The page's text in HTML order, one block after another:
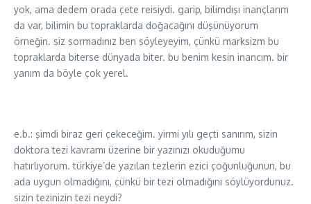
yok, ama dedem orada çete reisiydi. garip, bilimdışı inançlarım
da var, bilimin bu topraklarda doğacağını düşünüyorum
örneğin. siz sormadınız ben söyleyeyim, çünkü marksizm bu
topraklarda biterse dünyada biter. bu benim kesin inancım. bir
yanım da böyle çok yerel.
e.b.: şimdi biraz geri çekeceğim. yirmi yılı geçti sanırım, sizin
doktora tezi kavramı üzerine bir yazınızı okuduğumu
hatırlıyorum. türkiye’de yazılan tezlerin ezici çoğunluğunun, bu
ada uygun olmadığını, çünkü bir tezi olmadığını söylüyordunuz.
sizin tezinizin tezi neydi?